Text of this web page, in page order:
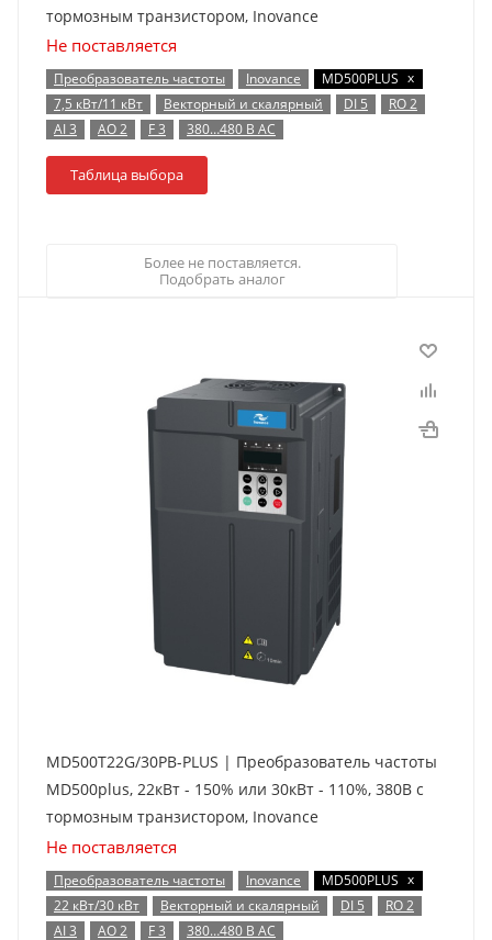
тормозным транзистором, Inovance
Не поставляется
Преобразователь частоты Inovance MD500PLUS x
7,5 кВт/11 кВт
Векторный и скалярный DI 5
RO 2
AI 3
AO 2 F 3 380…480 В AC
Таблица выбора
Более не поставляется.
Подобрать аналог
MD500T22G/30PB-PLUS | Преобразователь частоты
MD500plus, 22кВт - 150% или 30кВт - 110%, 380В с
тормозным транзистором, Inovance
Не поставляется
Преобразователь частоты Inovance MD500PLUS x
22 кВт/30 кВт
Векторный и скалярный DI 5
RO 2
AI 3
AO 2 F 3 380…480 В AC